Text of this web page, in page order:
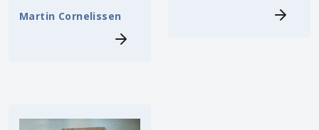
Martin Cornelissen